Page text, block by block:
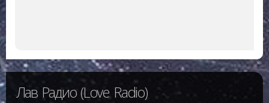
Лав Радио (Love Radio)